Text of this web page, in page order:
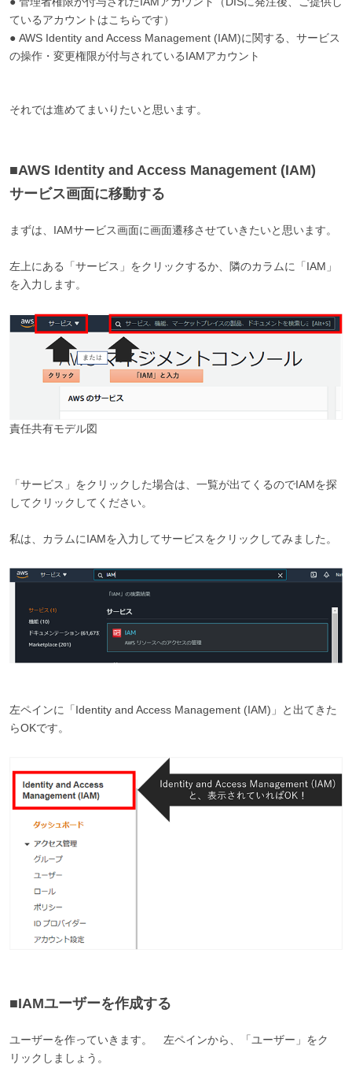
ているアカウントはこちらです）
● AWS Identity and Access Management (IAM)に関する、サービス
の操作・変更権限が付与されているIAMアカウント
それでは進めてまいりたいと思います。
■AWS Identity and Access Management (IAM)
サービス画面に移動する
まずは、IAMサービス画面に画面遷移させていきたいと思います。
左上にある「サービス」をクリックするか、隣のカラムに「IAM」
を入力します。
責任共有モデル図
「サービス」をクリックした場合は、一覧が出てくるのでIAMを探
してクリックしてください。
私は、カラムにIAMを入力してサービスをクリックしてみました。
左ペインに「Identity and Access Management (IAM)」と出てきた
らOKです。
■IAMユーザーを作成する
ユーザーを作っていきます。 左ペインから、「ユーザー」をク
リックしましょう。